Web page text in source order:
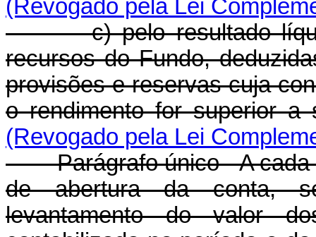
(Revogado pela Lei
c) pelo resultado líquido
recursos do Fundo,
provisões e reservas cuja
o rendimento for superior
(Revogado pela Lei
Parágrafo único - A cada
de abertura da conta,
levantamento do valor